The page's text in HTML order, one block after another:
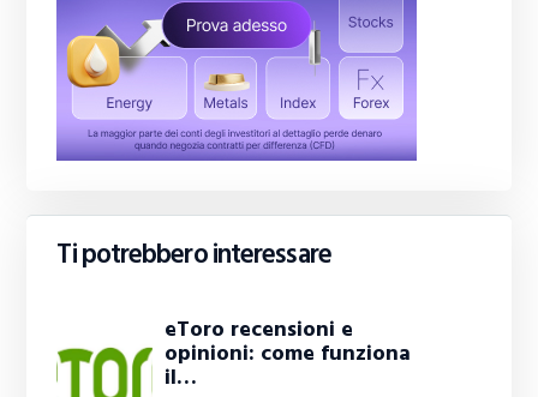
Ti potrebbero interessare
eToro recensioni e
opinioni: come funziona
il…